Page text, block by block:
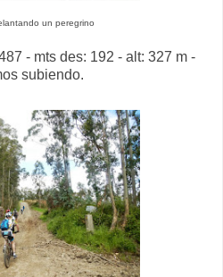
un peregrino
- mts des: 192 - alt: 327 m -
subiendo.